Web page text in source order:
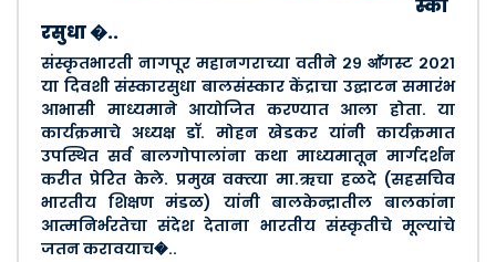
स्का
रसुधा �..
संस्कृतभारती नागपूर महानगराच्या वतीने २९ आॕगस्ट २०२१
या दिवशी संस्कारसुधा बालसंस्कार केंद्राचा उद्घाटन समारंभ
आभासी माध्यमाने आयोजित करण्यात आला होता. या
कार्यक्रमाचे अध्यक्ष डॉ. मोहन खेडकर यांनी कार्यक्रमात
उपस्थित सर्व बालगोपालांना कथा माध्यमातून मार्गदर्शन
करीत प्रेरित केले. प्रमुख वक्त्या मा.ऋचा हळदे (सहसचिव
भारतीय शिक्षण मंडळ) यांनी बालकेन्द्रातील बालकांना
आत्मनिर्भरतेचा संदेश देताना भारतीय संस्कृतीचे मूल्यांचे
जतन करावयाच�..